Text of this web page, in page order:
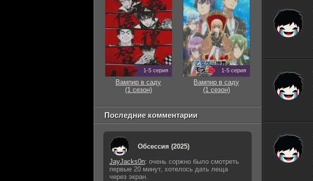
1-5 серия
Вампир в саду
(1 сезон)
1-5 серия
Вампир в саду
(1 сезон)
Последние комментарии
Обсессия (2025)
JayJacks0n: очень соржно было смотреть
первые 20 минут, хотелось дать леща
через экран.